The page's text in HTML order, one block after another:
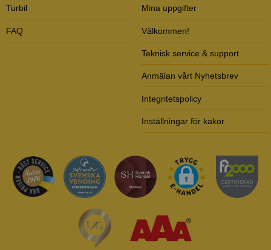
Turbil
FAQ
Mina uppgifter
Välkommen!
Teknisk service & support
Anmälan vårt Nyhetsbrev
Integritetspolicy
Inställningar för kakor